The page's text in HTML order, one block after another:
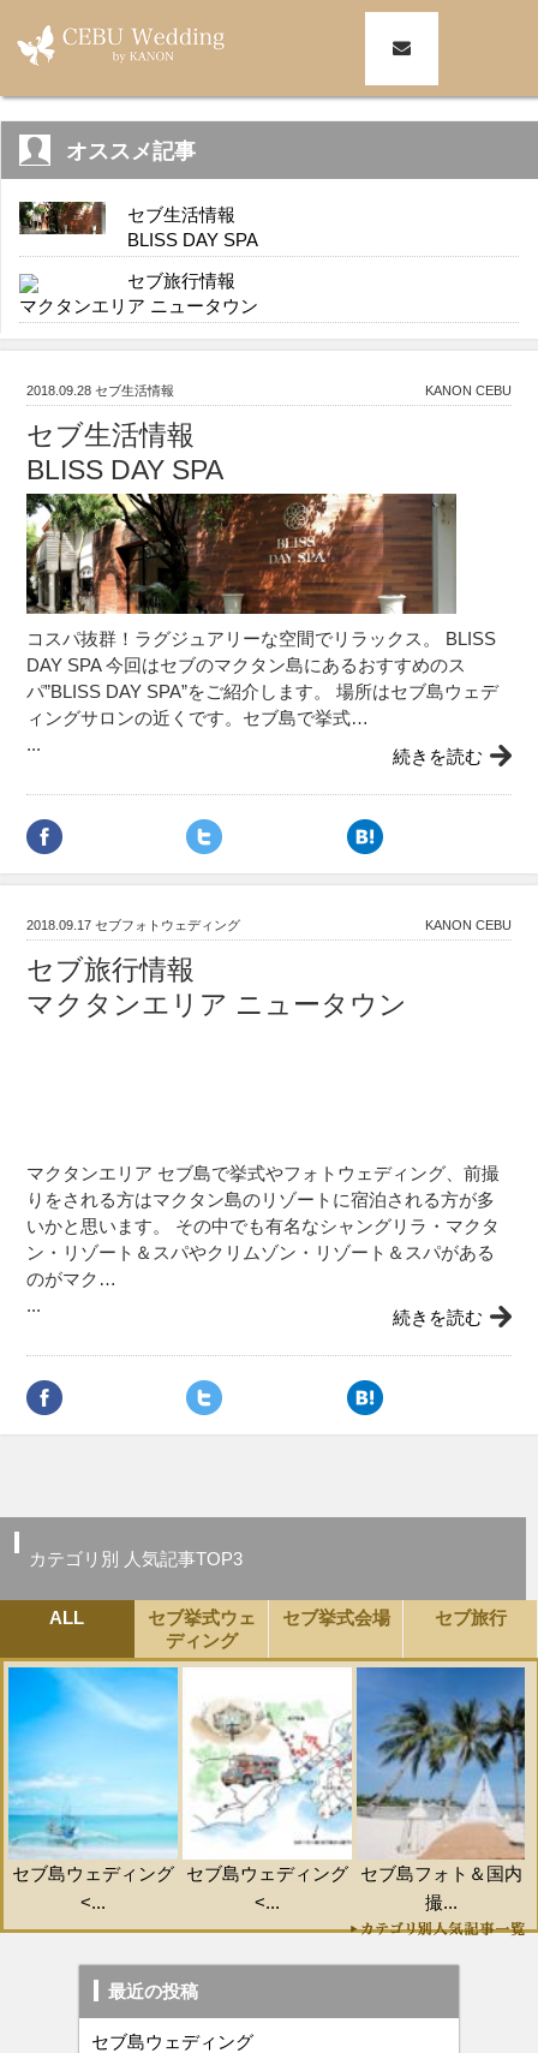
オススメ記事
セブ生活情報
BLISS DAY SPA
セブ旅行情報
マクタンエリア ニュータウン
2018.09.28 セブ生活情報 KANON CEBU
セブ生活情報
BLISS DAY SPA
コスパ抜群！ラグジュアリーな空間でリラックス。 BLISS
DAY SPA 今回はセブのマクタン島にあるおすすめのス
パ”BLISS DAY SPA”をご紹介します。 場所はセブ島ウェデ
ィングサロンの近くです。セブ島で挙式…
...
続きを読む
2018.09.17 セブフォトウェディング KANON CEBU
セブ旅行情報
マクタンエリア ニュータウン
マクタンエリア セブ島で挙式やフォトウェディング、前撮
りをされる方はマクタン島のリゾートに宿泊される方が多
いかと思います。 その中でも有名なシャングリラ・マクタ
ン・リゾート＆スパやクリムゾン・リゾート＆スパがある
のがマク…
...
続きを読む
カテゴリ別 人気記事TOP3
ALL
セブ挙式ウェ
ディング
セブ挙式会場 セブ旅行
セブ島ウェディング
<...
セブ島ウェディング
<...
セブ島フォト＆国内
撮...
最近の投稿
セブ島ウェディング